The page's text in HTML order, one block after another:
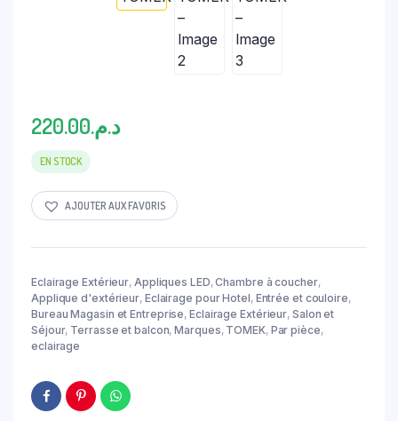
د.م.220.00
EN STOCK
AJOUTER AUX FAVORIS
Eclairage Extérieur, Appliques LED,Chambre à coucher,
Applique d'extérieur, Eclairage pour Hotel, Entrée et couloire,
Bureau Magasin et Entreprise,Eclairage Extérieur, Salon et
Séjour, Terrasse et balcon,Marques, TOMEK, Par pièce,
eclairage